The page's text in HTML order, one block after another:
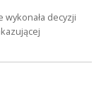
wykonała decyzji